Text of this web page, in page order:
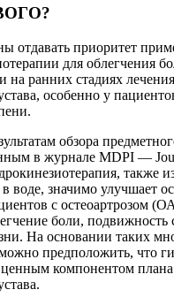
отдавать приоритет
для облегчения
на ранних стадиях лечения
особенно у
обзора
в журнале MDPI —
также
в воде, значимо улучшает
с остеоартрозом
боли, подвижность
На основании таких
можно предположить, что
ценным компонентом